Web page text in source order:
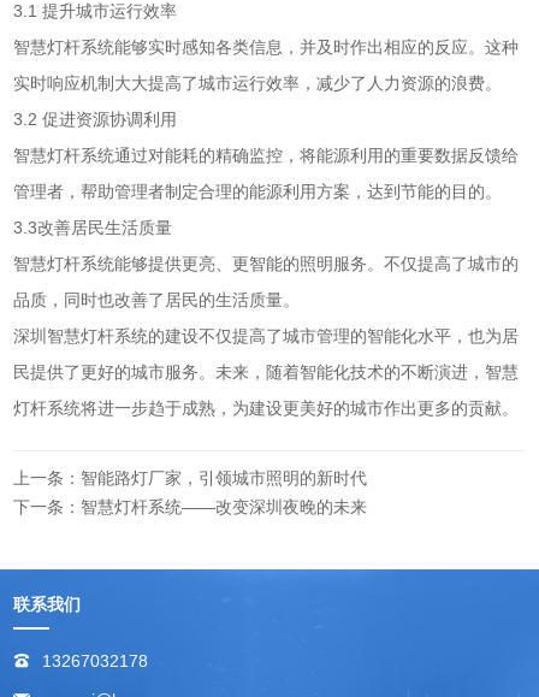
3.1 提升城市运行效率
智慧灯杆系统能够实时感知各类信息，并及时作出相应的反应。这种
实时响应机制大大提高了城市运行效率，减少了人力资源的浪费。
3.2 促进资源协调利用
智慧灯杆系统通过对能耗的精确监控，将能源利用的重要数据反馈给
管理者，帮助管理者制定合理的能源利用方案，达到节能的目的。
3.3改善居民生活质量
智慧灯杆系统能够提供更亮、更智能的照明服务。不仅提高了城市的
品质，同时也改善了居民的生活质量。
深圳智慧灯杆系统的建设不仅提高了城市管理的智能化水平，也为居
民提供了更好的城市服务。未来，随着智能化技术的不断演进，智慧
灯杆系统将进一步趋于成熟，为建设更美好的城市作出更多的贡献。
上一条：智能路灯厂家，引领城市照明的新时代
下一条：智慧灯杆系统——改变深圳夜晚的未来
联系我们
13267032178